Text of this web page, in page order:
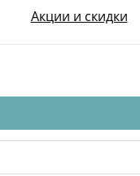
Акции и скидки